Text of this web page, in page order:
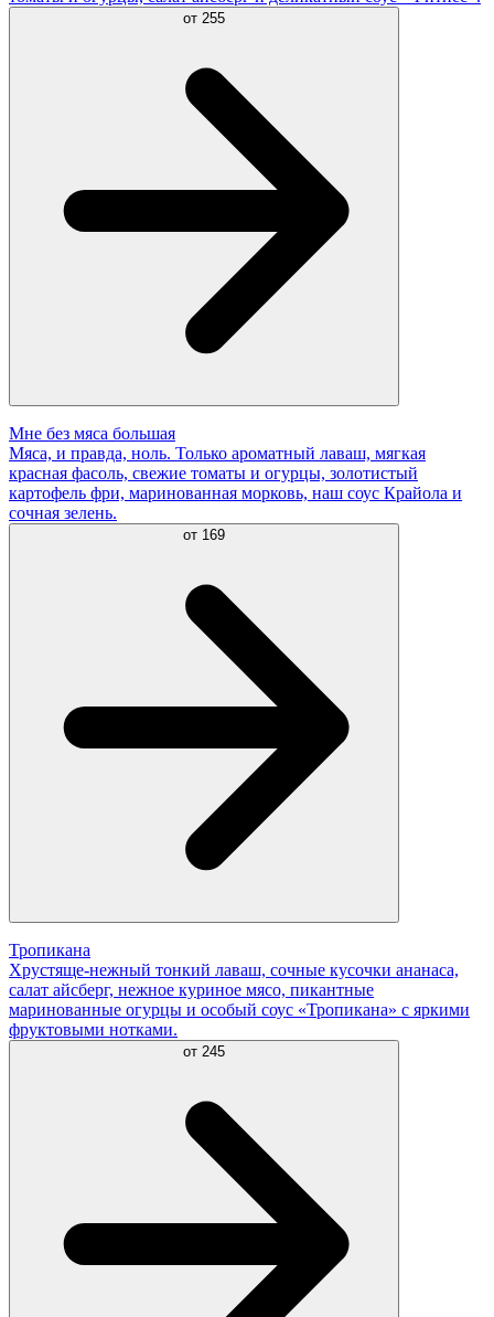
от 255
Мне без мяса большая
Мяса, и правда, ноль. Только ароматный лаваш, мягкая
красная фасоль, свежие томаты и огурцы, золотистый
картофель фри, маринованная морковь, наш соус Крайола и
сочная зелень.
от 169
Тропикана
Хрустяще-нежный тонкий лаваш, сочные кусочки ананаса,
салат айсберг, нежное куриное мясо, пикантные
маринованные огурцы и особый соус «Тропикана» с яркими
фруктовыми нотками.
от 245